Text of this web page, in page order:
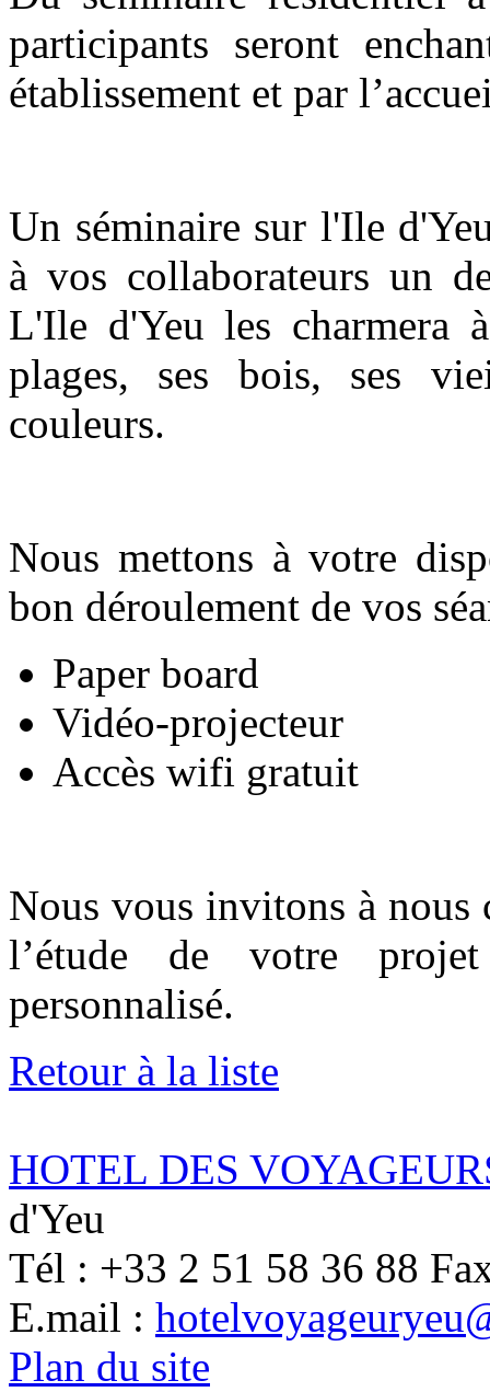
participants seront
établissement et par
Un séminaire sur l'Ile
à vos collaborateurs un
L'Ile d'Yeu les charmera
plages, ses bois, ses
couleurs.
Nous mettons à votre
bon déroulement de vos
Paper board
Vidéo-projecteur
Accès wifi gratuit
Nous vous invitons à
l’étude de votre
personnalisé.
Retour à la liste
HOTEL DES
d'Yeu
Tél : +33 2 51 58 36 88
E.mail :
Plan du site